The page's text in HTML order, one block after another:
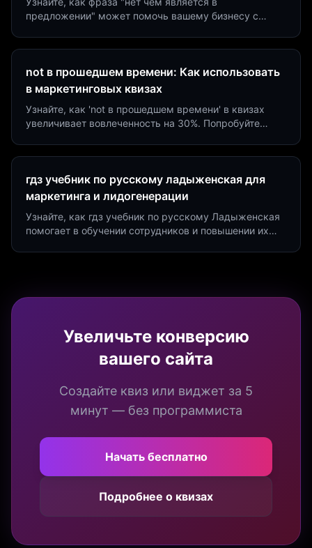
предложении" может помочь вашему бизнесу с
not в прошедшем времени: Как использовать
в маркетинговых квизах
Узнайте, как 'not в прошедшем времени' в квизах
увеличивает вовлеченность на 30%. Попробуйте
гдз учебник по русскому ладыженская для
маркетинга и лидогенерации
Узнайте, как гдз учебник по русскому Ладыженская
помогает в обучении сотрудников и повышении их
Увеличьте конверсию
вашего сайта
Создайте квиз или виджет за 5
минут — без программиста
Начать бесплатно
Подробнее о квизах